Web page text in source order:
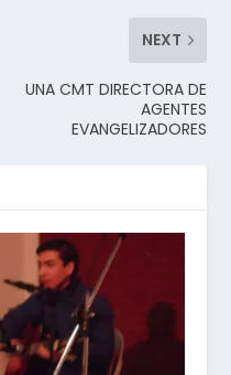
NEXT
UNA CMT DIRECTORA DE
AGENTES
EVANGELIZADORES